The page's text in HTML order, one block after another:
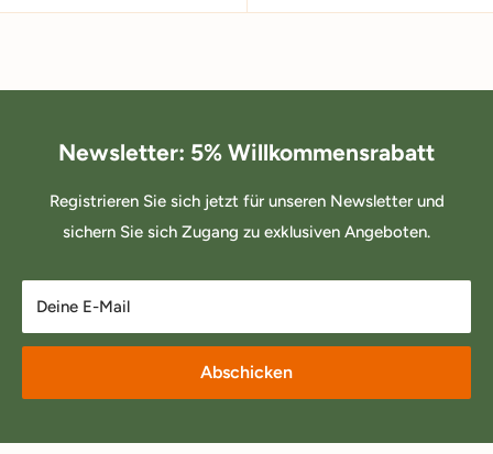
Newsletter: 5% Willkommensrabatt
Registrieren Sie sich jetzt für unseren Newsletter und
sichern Sie sich Zugang zu exklusiven Angeboten.
Deine E-Mail
Abschicken